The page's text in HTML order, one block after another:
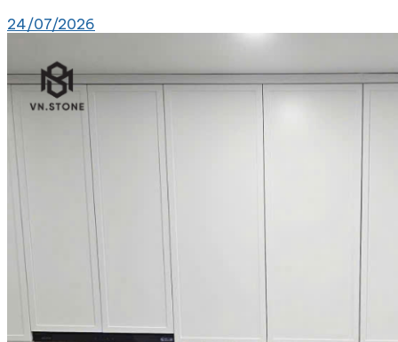
24/07/2026